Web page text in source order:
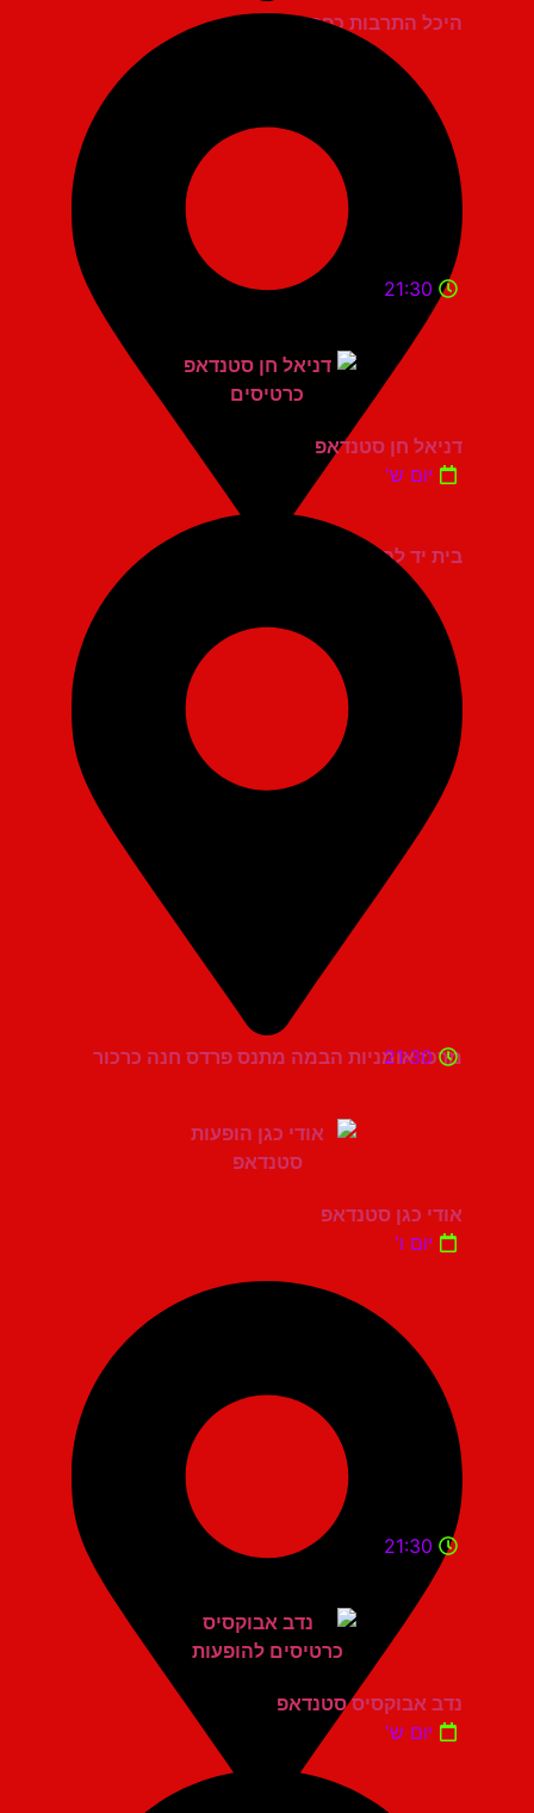
היכל התרבות כפר סבא
בית יד לבנים אשדוד
21:30
דניאל חן סטנדאפ
יום ש'
מרכז אומניות הבמה מתנס פרדס חנה כרכור
21:30
אודי כגן סטנדאפ
יום ו'
21:30
נדב אבוקסיס סטנדאפ
יום ש'